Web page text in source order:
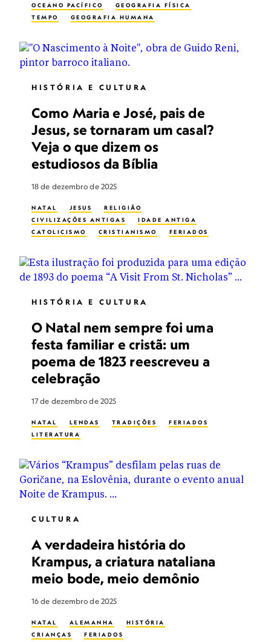
OCEANO PACÍFICO
GEOGRAFIA FÍSICA
TEMPO
GEOGRAFIA HUMANA
HISTÓRIA E CULTURA
Como Maria e José, pais de
Jesus, se tornaram um casal?
Veja o que dizem os
estudiosos da Bíblia
18 de dezembro de 2025
NATAL JESUS
RELIGIÃO
CIVILIZAÇÕES ANTIGAS
IDADE ANTIGA
CATOLICISMO
CRISTIANISMO FERIADOS
HISTÓRIA E CULTURA
O Natal nem sempre foi uma
festa familiar e cristã: um
poema de 1823 reescreveu a
celebração
17 de dezembro de 2025
NATAL LENDAS TRADIÇÕES
FERIADOS
LITERATURA
CULTURA
A verdadeira história do
Krampus, a criatura nataliana
meio bode, meio demônio
16 de dezembro de 2025
NATAL ALEMANHA
HISTÓRIA
CRIANÇAS
FERIADOS